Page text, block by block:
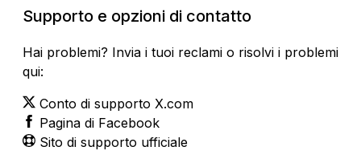
Supporto e opzioni di contatto
Hai problemi? Invia i tuoi reclami o risolvi i problemi
qui:
Conto di supporto X.com
Pagina di Facebook
Sito di supporto ufficiale